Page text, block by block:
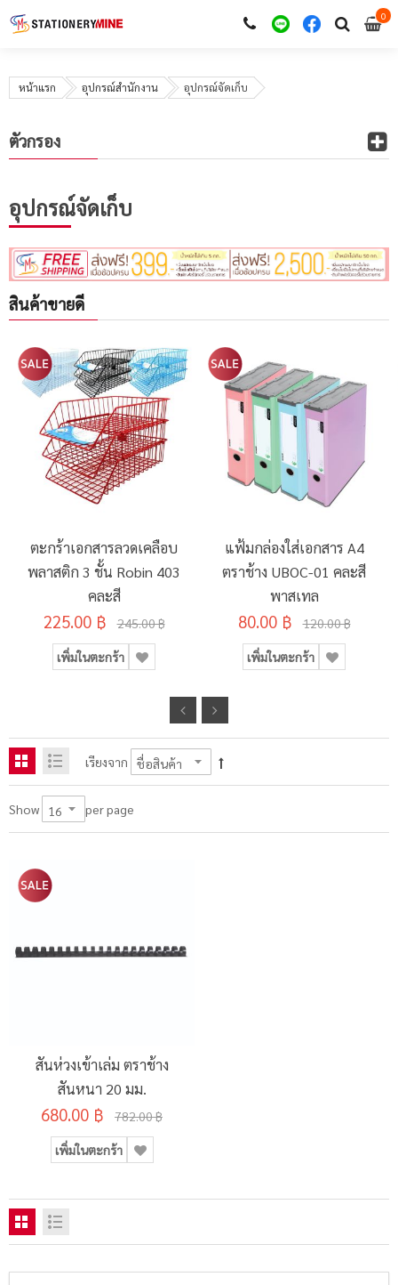
00
หน้าแรก อุปกรณ์สำนักงาน อุปกรณ์จัดเก็บ
อุปกรณ์จัดเก็บ
สินค้าขายดี
ตะกร้าเอกสารลวดเคลือบ
พลาสติก 3 ชั้น Robin 403
คละสี
225.00 ฿ 245.00 ฿
เพิ่มในตะกร้า
แฟ้มกล่องใส่เอกสาร A4
ตราช้าง UBOC-01 คละสี
พาสเทล
80.00 ฿ 120.00 ฿
เพิ่มในตะกร้า
เรียงจาก
Show per page
สันห่วงเข้าเล่ม ตราช้าง
สันหนา 20 มม.
680.00 ฿ 782.00 ฿
เพิ่มในตะกร้า
ตัวกรอง